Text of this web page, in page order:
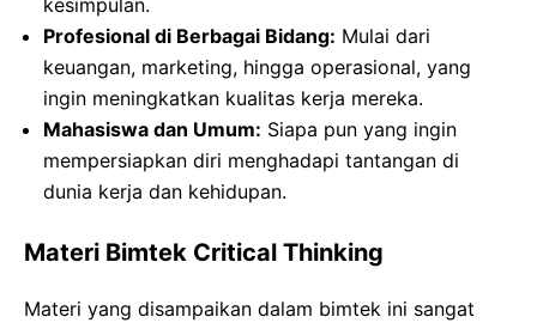
Profesional di Berbagai Bidang: Mulai dari
keuangan, marketing, hingga operasional, yang
ingin meningkatkan kualitas kerja mereka.
Mahasiswa dan Umum: Siapa pun yang ingin
mempersiapkan diri menghadapi tantangan di
dunia kerja dan kehidupan.
Materi Bimtek Critical Thinking
Materi yang disampaikan dalam bimtek ini sangat